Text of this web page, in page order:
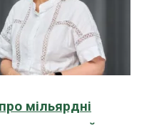
мільярдні